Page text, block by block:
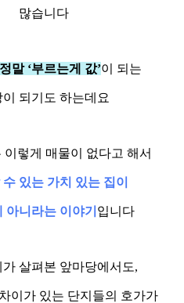
많습니다
정말 ‘부르는게 값’이 되는
이 되기도 하는데요
이렇게 매물이 없다고 해서
있는 가치 있는 집이
아니라는 이야기 입니다
가 살펴본 앞마당에서도,
이가 있는 단지들의 호가가